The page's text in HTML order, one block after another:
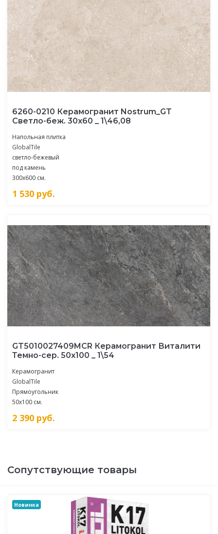
6260-0210 Керамогранит Nostrum_GT
Светло-беж. 30x60 _ 1\46,08
Напольная плитка
GlobalTile
светло-бежевый
под камень
300x600 см.
1 530 руб.
GT5010027409MCR Керамогранит Виталити
Темно-сер. 50x100 _ 1\54
Керамогранит
GlobalTile
Прямоугольник
50x100 см.
2 390 руб.
Сопутствующие товары
Новинка